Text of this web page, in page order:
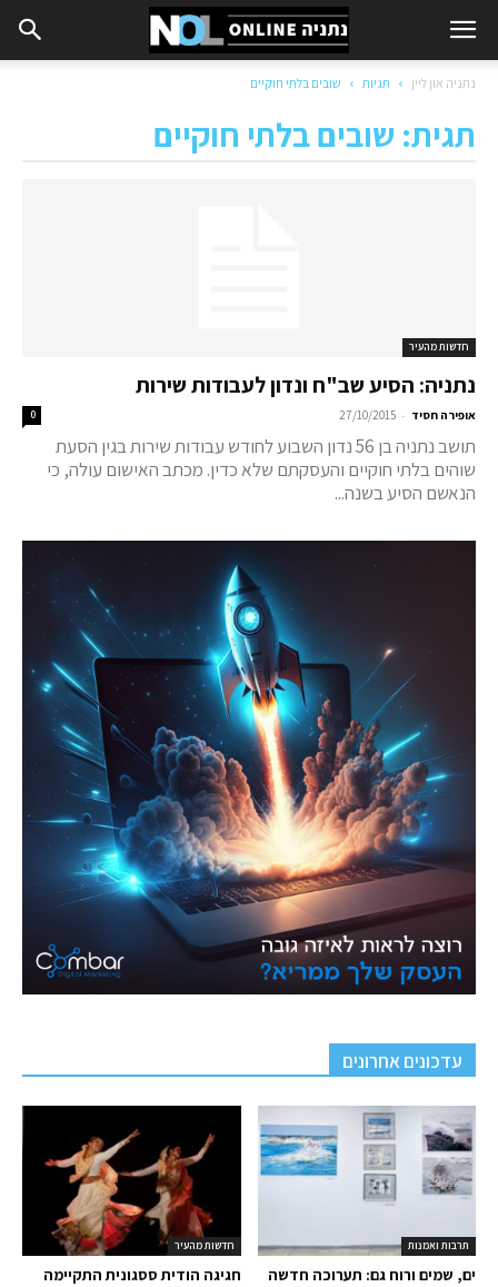
נתניה און ליין תגיות שובים בלתי חוקיים
תגית: שובים בלתי חוקיים
חדשות מהעיר
נתניה: הסיע שב"ח ונדון לעבודות שירות
אופירה חסיד -
27/10/2015
0
תושב נתניה בן 56 נדון השבוע לחודש עבודות שירות בגין הסעת
שוהים בלתי חוקיים והעסקתם שלא כדין. מכתב האישום עולה, כי
הנאשם הסיע בשנה...
עדכונים אחרונים
חדשות מהעיר
חגיגה הודית ססגונית התקיימה
תרבות ואמנות
ים, שמים ורוח גם: תערוכה חדשה